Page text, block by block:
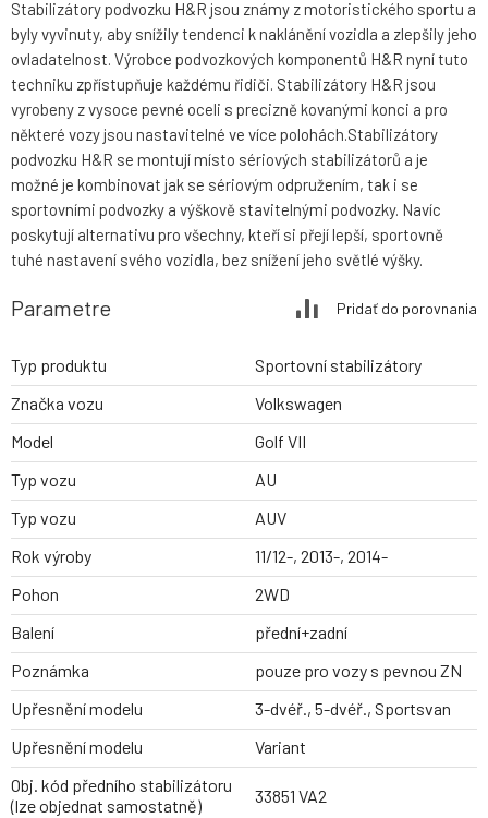
Stabilizátory podvozku H&R jsou známy z motoristického sportu a
byly vyvinuty, aby snížily tendenci k naklánění vozidla a zlepšily jeho
ovladatelnost. Výrobce podvozkových komponentů H&R nyní tuto
techniku zpřístupňuje každému řidiči. Stabilizátory H&R jsou
vyrobeny z vysoce pevné oceli s precizně kovanými konci a pro
některé vozy jsou nastavitelné ve více polohách.Stabilizátory
podvozku H&R se montují místo sériových stabilizátorů a je
možné je kombinovat jak se sériovým odpružením, tak i se
sportovními podvozky a výškově stavitelnými podvozky. Navíc
poskytují alternativu pro všechny, kteří si přejí lepší, sportovně
tuhé nastavení svého vozidla, bez snížení jeho světlé výšky.
Parametre Pridať do porovnania
Typ produktu
Sportovní stabilizátory
Značka vozu
Volkswagen
Model
Golf VII
Typ vozu
AU
Typ vozu
AUV
Rok výroby
11/12-, 2013-, 2014-
Pohon
2WD
Balení
přední+zadní
Poznámka
pouze pro vozy s pevnou ZN
Upřesnění modelu
3-dvéř., 5-dvéř., Sportsvan
Upřesnění modelu
Variant
Obj. kód předního stabilizátoru
(lze objednat samostatně)
33851 VA2